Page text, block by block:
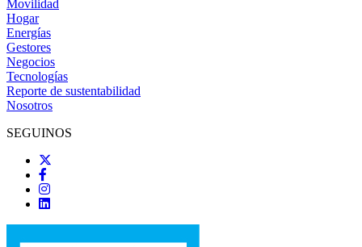
Movilidad
Hogar
Energías
Gestores
Negocios
Tecnologías
Reporte de sustentabilidad
Nosotros
SEGUINOS